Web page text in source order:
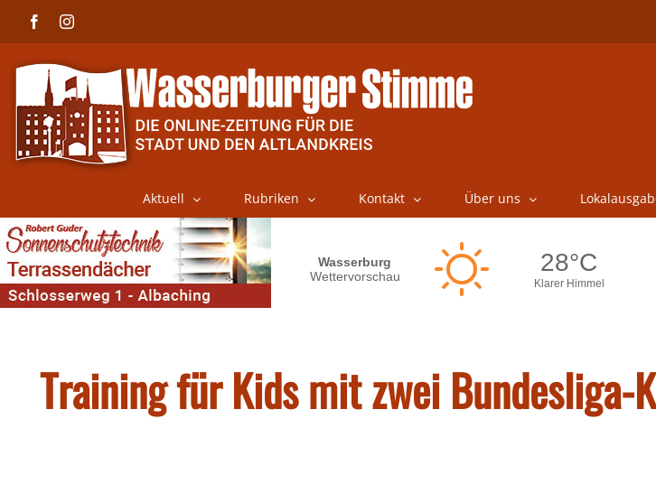
FacebookInstagram
Aktuell Rubriken Kontakt Über uns
Training für Kids mit zwei Bundesliga-